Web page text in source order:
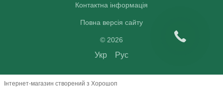
Контактна інформація
Повна версія сайту
© 2026
Укр Рус
Інтернет-магазин створений з Хорошоп